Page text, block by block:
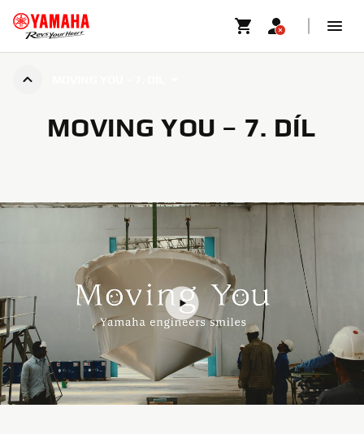
MOVING YOU – 7. DÍL